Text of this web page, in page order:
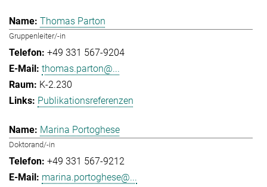
Thomas Parton
Gruppenleiter/-in
+49 331 567-9204
thomas.parton@...
K-2.230
Publikationsreferenzen
Marina Portoghese
Doktorand/-in
+49 331 567-9212
marina.portoghese@...